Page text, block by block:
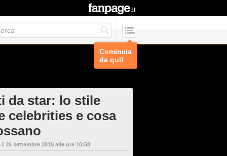
Comincia
da qui!
da star: lo stile
celebrities e cosa
il 26 settembre 2019 alle ore 10:58